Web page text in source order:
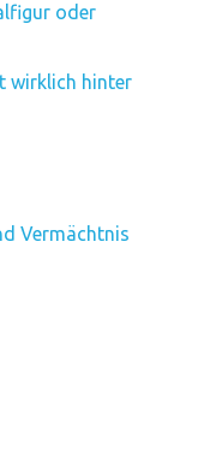
oder
wirklich hinter
Vermächtnis